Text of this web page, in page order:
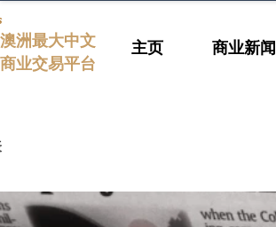
澳洲最大中文
商业交易平台
主页 商业新闻